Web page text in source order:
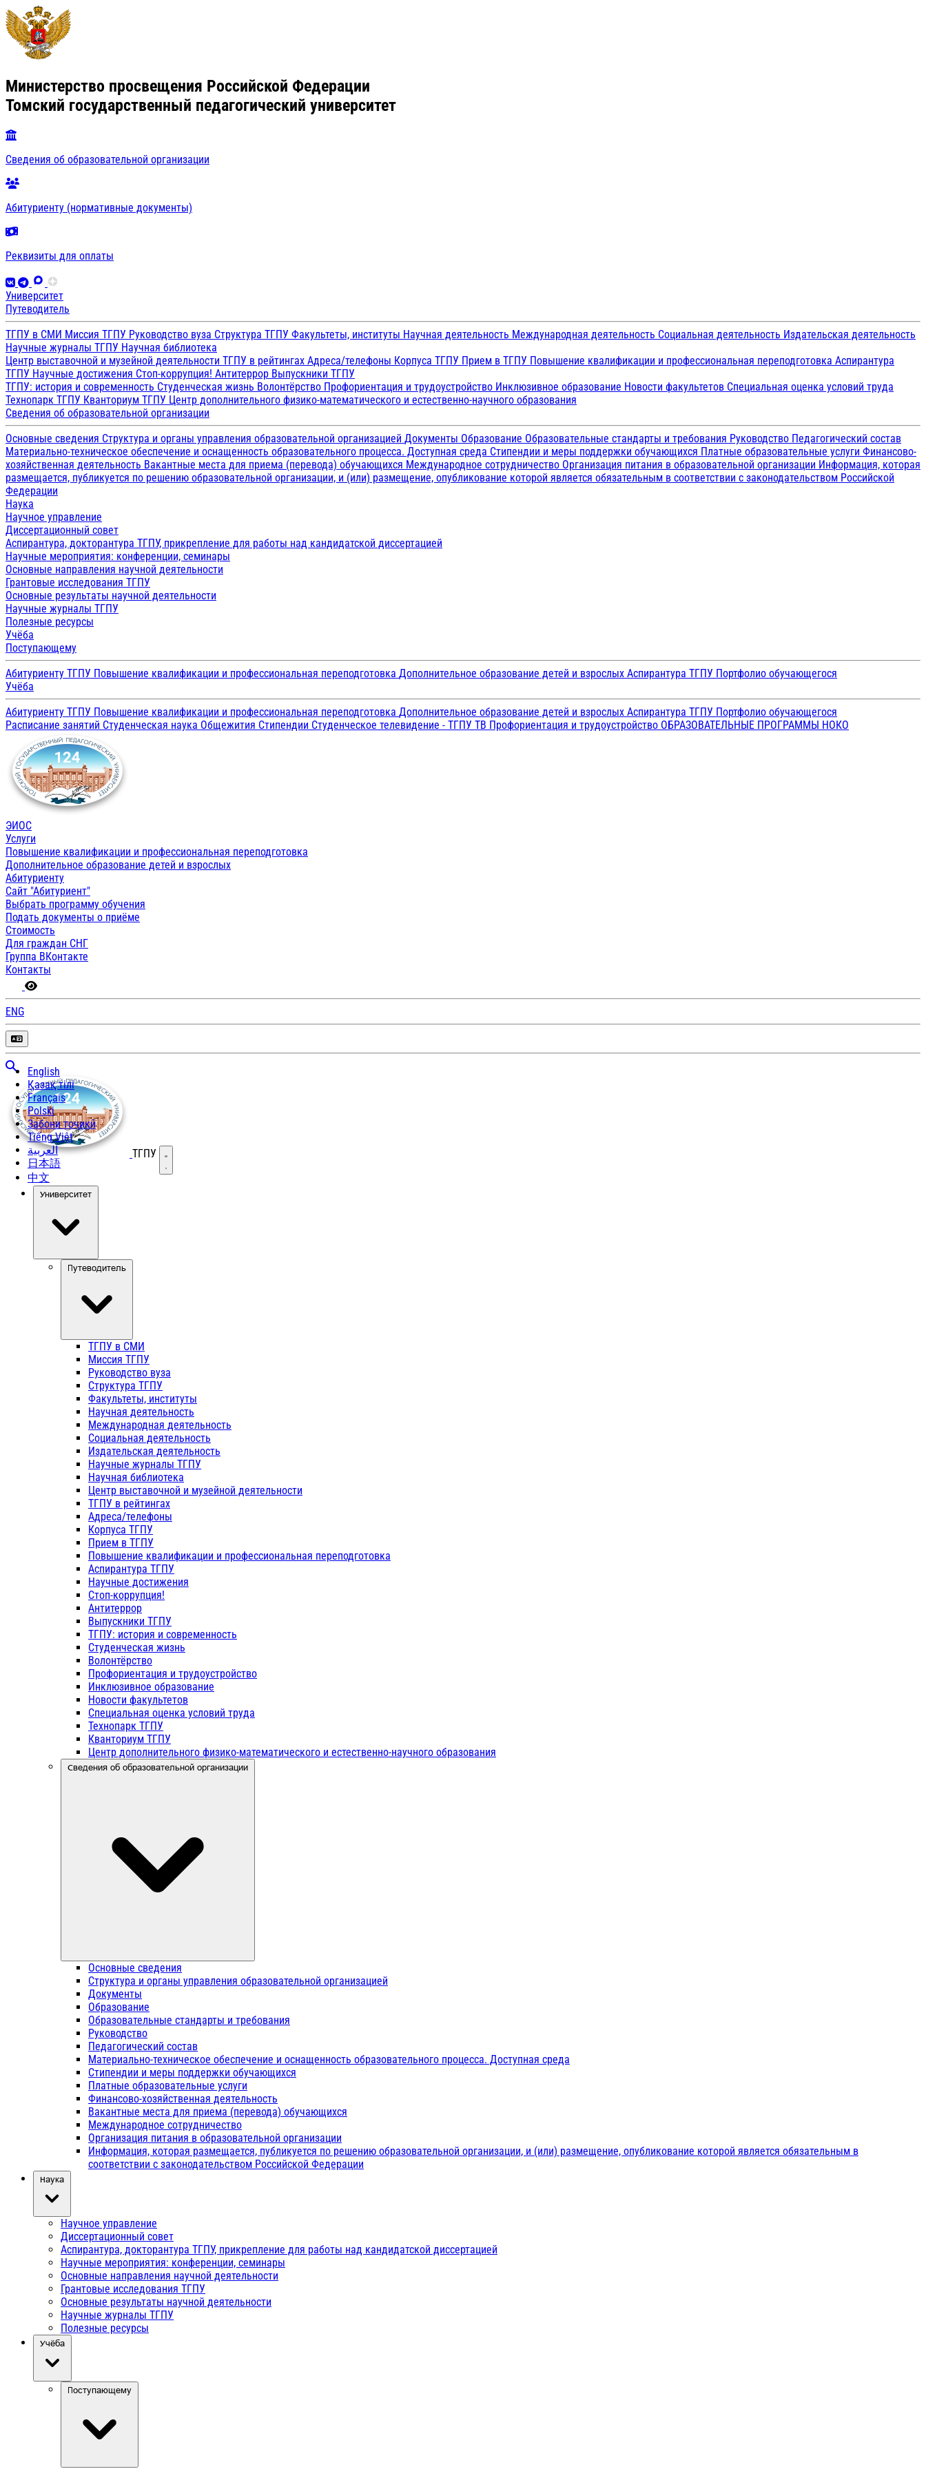
Министерство просвещения Российской Федерации
Томский государственный педагогический университет
Сведения об образовательной организации
Абитуриенту (нормативные документы)
Реквизиты для оплаты
Университет
Путеводитель
ТГПУ в СМИ Миссия ТГПУ Руководство вуза Структура ТГПУ Факультеты, институты Научная деятельность Международная деятельность Социальная деятельность Издательская деятельность
Научные журналы ТГПУ Научная библиотека
Центр выставочной и музейной деятельности ТГПУ в рейтингах Адреса/телефоны Корпуса ТГПУ Прием в ТГПУ Повышение квалификации и профессиональная переподготовка Аспирантура
ТГПУ Научные достижения Стоп-коррупция! Антитеррор Выпускники ТГПУ
ТГПУ: история и современность Студенческая жизнь Волонтёрство Профориентация и трудоустройство Инклюзивное образование Новости факультетов Специальная оценка условий труда
Технопарк ТГПУ Кванториум ТГПУ Центр дополнительного физико-математического и естественно-научного образования
Сведения об образовательной организации
Основные сведения Структура и органы управления образовательной организацией Документы Образование Образовательные стандарты и требования Руководство Педагогический состав
Материально-техническое обеспечение и оснащенность образовательного процесса. Доступная среда Стипендии и меры поддержки обучающихся Платные образовательные услуги Финансово-
хозяйственная деятельность Вакантные места для приема (перевода) обучающихся Международное сотрудничество Организация питания в образовательной организации Информация, которая
размещается, публикуется по решению образовательной организации, и (или) размещение, опубликование которой является обязательным в соответствии с законодательством Российской
Федерации
Наука
Научное управление
Диссертационный совет
Аспирантура, докторантура ТГПУ, прикрепление для работы над кандидатской диссертацией
Научные мероприятия: конференции, семинары
Основные направления научной деятельности
Грантовые исследования ТГПУ
Основные результаты научной деятельности
Научные журналы ТГПУ
Полезные ресурсы
Учёба
Поступающему
Абитуриенту ТГПУ Повышение квалификации и профессиональная переподготовка Дополнительное образование детей и взрослых Аспирантура ТГПУ Портфолио обучающегося
Учёба
Абитуриенту ТГПУ Повышение квалификации и профессиональная переподготовка Дополнительное образование детей и взрослых Аспирантура ТГПУ Портфолио обучающегося
Расписание занятий Студенческая наука Общежития Стипендии Студенческое телевидение - ТГПУ ТВ Профориентация и трудоустройство ОБРАЗОВАТЕЛЬНЫЕ ПРОГРАММЫ НОКО
ЭИОС
Услуги
Повышение квалификации и профессиональная переподготовка
Дополнительное образование детей и взрослых
Абитуриенту
Сайт "Абитуриент"
Выбрать программу обучения
Подать документы о приёме
Стоимость
Для граждан СНГ
Группа ВКонтакте
Контакты
ENG
English
Қазақ тілі
Français
Polski
Забони тоҷикӣ
Tiếng Việt
العربية
日本語
中文
ТГПУ Открыть меню
Университет
Путеводитель
ТГПУ в СМИ
Миссия ТГПУ
Руководство вуза
Структура ТГПУ
Факультеты, институты
Научная деятельность
Международная деятельность
Социальная деятельность
Издательская деятельность
Научные журналы ТГПУ
Научная библиотека
Центр выставочной и музейной деятельности
ТГПУ в рейтингах
Адреса/телефоны
Корпуса ТГПУ
Прием в ТГПУ
Повышение квалификации и профессиональная переподготовка
Аспирантура ТГПУ
Научные достижения
Стоп-коррупция!
Антитеррор
Выпускники ТГПУ
ТГПУ: история и современность
Студенческая жизнь
Волонтёрство
Профориентация и трудоустройство
Инклюзивное образование
Новости факультетов
Специальная оценка условий труда
Технопарк ТГПУ
Кванториум ТГПУ
Центр дополнительного физико-математического и естественно-научного образования
Сведения об образовательной организации
Основные сведения
Структура и органы управления образовательной организацией
Документы
Образование
Образовательные стандарты и требования
Руководство
Педагогический состав
Материально-техническое обеспечение и оснащенность образовательного процесса. Доступная среда
Стипендии и меры поддержки обучающихся
Платные образовательные услуги
Финансово-хозяйственная деятельность
Вакантные места для приема (перевода) обучающихся
Международное сотрудничество
Организация питания в образовательной организации
Информация, которая размещается, публикуется по решению образовательной организации, и (или) размещение, опубликование которой является обязательным в
соответствии с законодательством Российской Федерации
Наука
Научное управление
Диссертационный совет
Аспирантура, докторантура ТГПУ, прикрепление для работы над кандидатской диссертацией
Научные мероприятия: конференции, семинары
Основные направления научной деятельности
Грантовые исследования ТГПУ
Основные результаты научной деятельности
Научные журналы ТГПУ
Полезные ресурсы
Учёба
Поступающему